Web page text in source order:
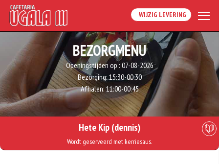
WIJZIG LEVERING
BEZORGMENU
Openingstijden op : 07-08-2026
Bezorging:15:30-00:30
Afhalen:11:00-00:45
Hete Kip (dennis)
Wordt geserveerd met kerriesaus.